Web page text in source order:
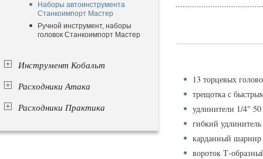
Наборы автоинструмента
Станкоимпорт Мастер
Ручной инструмент, наборы
головок Станкоимпорт Мастер
Инструмент Кобальт
Расходники Атака
Расходники Практика
13 торцевых
трещотка с
удлинители 1/4"
гибкий
карданный
вороток Т-